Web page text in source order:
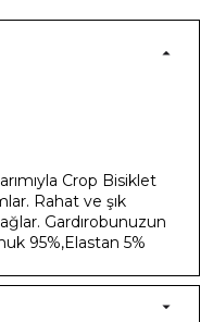
Crop Bisiklet
Rahat ve şık
Gardırobunuzun
95%,Elastan 5%